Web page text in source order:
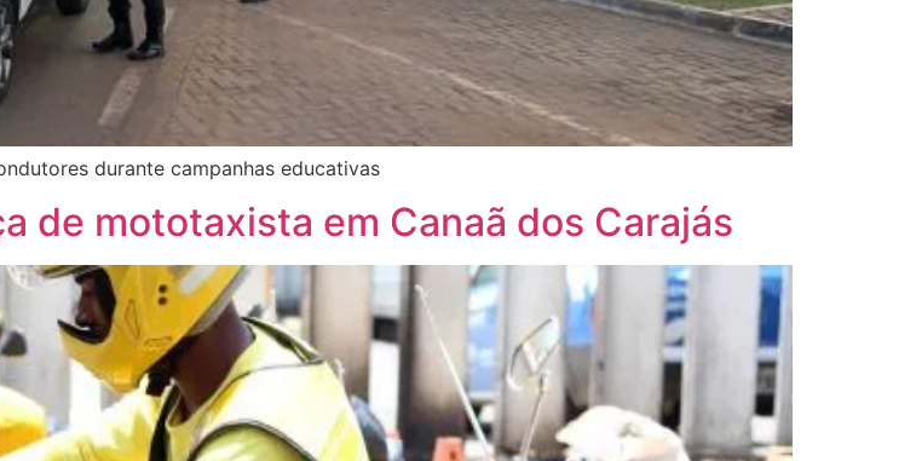
durante campanhas educativas
de mototaxista em Canaã dos Carajás